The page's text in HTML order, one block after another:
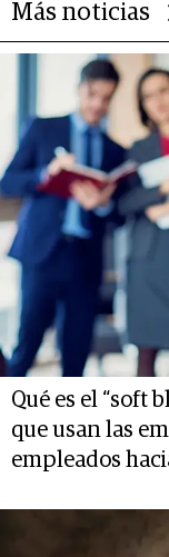
Más noticias
Qué es el “soft
que usan las
empleados